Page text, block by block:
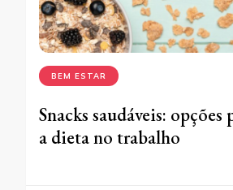
BEM ESTAR
Snacks saudáveis:
a dieta no trabalho